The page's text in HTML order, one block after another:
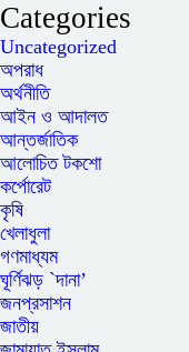
Categories
Uncategorized
অপরাধ
অর্থনীতি
আইন ও আদালত
আন্তর্জাতিক
আলোচিত টকশো
কর্পোরেট
কৃষি
খেলাধুলা
গণমাধ্যম
ঘূর্ণিঝড় `দানা’
জনপ্রসাশন
জাতীয়